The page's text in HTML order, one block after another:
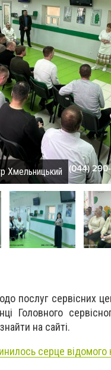
Хмельницький
послуг сервісних
Головного
на сайті.
серце